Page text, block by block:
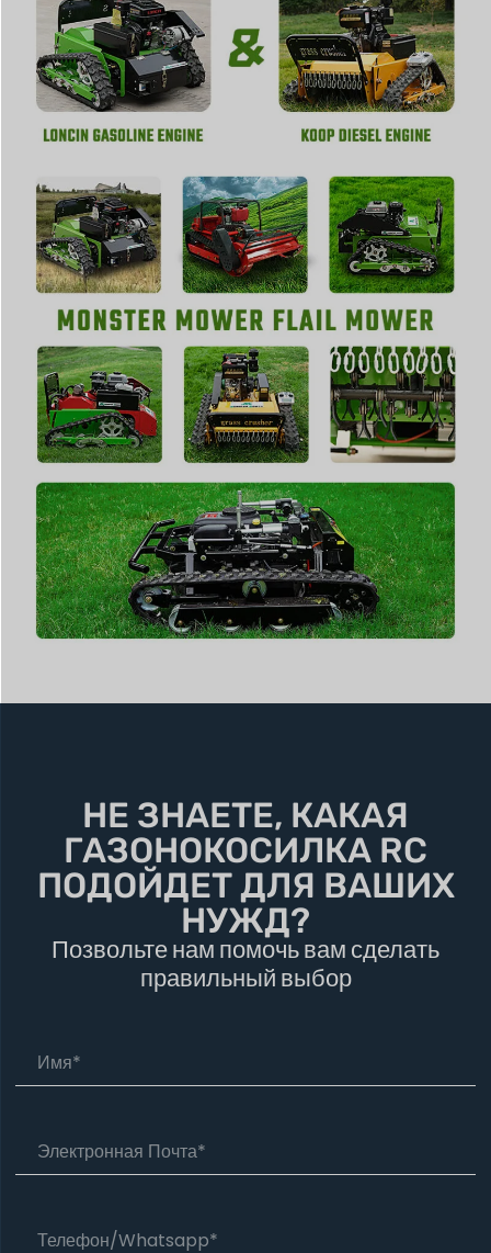
НЕ ЗНАЕТЕ, КАКАЯ
ГАЗОНОКОСИЛКА RC
ПОДОЙДЕТ ДЛЯ ВАШИХ
НУЖД?
Позвольте нам помочь вам сделать
правильный выбор